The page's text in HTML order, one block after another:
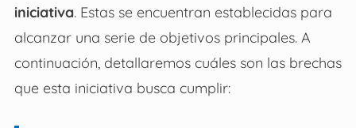
iniciativa. Estas se encuentran establecidas para
alcanzar una serie de objetivos principales. A
continuación, detallaremos cuáles son las brechas
que esta iniciativa busca cumplir: